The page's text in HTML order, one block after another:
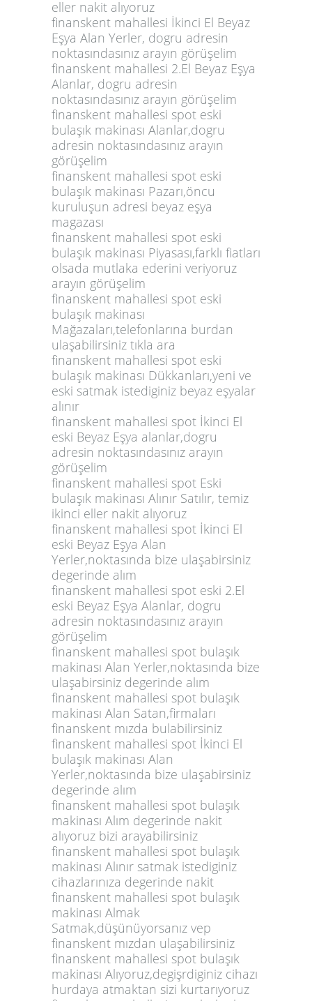
eller nakit alıyoruz
finanskent mahallesi İkinci El Beyaz
Eşya Alan Yerler, dogru adresin
noktasındasınız arayın görüşelim
finanskent mahallesi 2.El Beyaz Eşya
Alanlar, dogru adresin
noktasındasınız arayın görüşelim
finanskent mahallesi spot eski
bulaşık makinası Alanlar,dogru
adresin noktasındasınız arayın
görüşelim
finanskent mahallesi spot eski
bulaşık makinası Pazarı,öncu
kuruluşun adresi beyaz eşya
magazası
finanskent mahallesi spot eski
bulaşık makinası Piyasası,farklı fiatları
olsada mutlaka ederini veriyoruz
arayın görüşelim
finanskent mahallesi spot eski
bulaşık makinası
Mağazaları,telefonlarına burdan
ulaşabilirsiniz tıkla ara
finanskent mahallesi spot eski
bulaşık makinası Dükkanları,yeni ve
eski satmak istediginiz beyaz eşyalar
alınır
finanskent mahallesi spot İkinci El
eski Beyaz Eşya alanlar,dogru
adresin noktasındasınız arayın
görüşelim
finanskent mahallesi spot Eski
bulaşık makinası Alınır Satılır, temiz
ikinci eller nakit alıyoruz
finanskent mahallesi spot İkinci El
eski Beyaz Eşya Alan
Yerler,noktasında bize ulaşabirsiniz
degerinde alım
finanskent mahallesi spot eski 2.El
eski Beyaz Eşya Alanlar, dogru
adresin noktasındasınız arayın
görüşelim
finanskent mahallesi spot bulaşık
makinası Alan Yerler,noktasında bize
ulaşabirsiniz degerinde alım
finanskent mahallesi spot bulaşık
makinası Alan Satan,firmaları
finanskent mızda bulabilirsiniz
finanskent mahallesi spot İkinci El
bulaşık makinası Alan
Yerler,noktasında bize ulaşabirsiniz
degerinde alım
finanskent mahallesi spot bulaşık
makinası Alım degerinde nakit
alıyoruz bizi arayabilirsiniz
finanskent mahallesi spot bulaşık
makinası Alınır satmak istediginiz
cihazlarınıza degerinde nakit
finanskent mahallesi spot bulaşık
makinası Almak
Satmak,düşünüyorsanız vep
finanskent mızdan ulaşabilirsiniz
finanskent mahallesi spot bulaşık
makinası Alıyoruz,degişrdiginiz cihazı
hurdaya atmaktan sizi kurtarıyoruz